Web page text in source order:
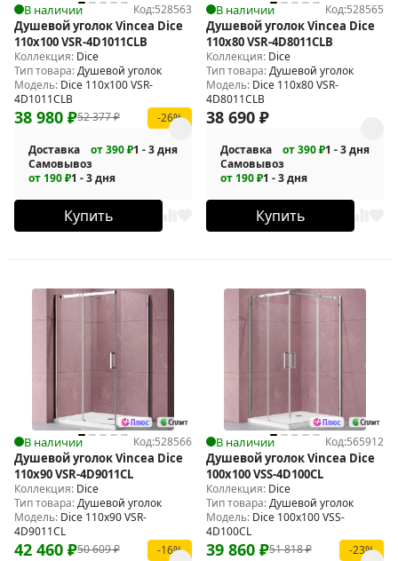
В наличии Код:528563
Душевой уголок Vincea Dice
110x100 VSR-4D1011CLB
Коллекция: Dice
Тип товара:Душевой уголок
Модель: Dice 110x100 VSR-
4D1011CLB
52 377₽
38 980 ₽ -26%
Доставка от 390 ₽1 - 3 дня
Самовывоз
от 190 ₽1 - 3 дня
Купить
В наличии Код:528565
Душевой уголок Vincea Dice
110x80 VSR-4D8011CLB
Коллекция: Dice
Тип товара:Душевой уголок
Модель: Dice 110x80 VSR-
4D8011CLB
38 690 ₽
Доставка от 390 ₽1 - 3 дня
Самовывоз
от 190 ₽1 - 3 дня
Купить
В наличии Код:528566
Душевой уголок Vincea Dice
110x90 VSR-4D9011CL
Коллекция: Dice
Тип товара:Душевой уголок
Модель: Dice 110x90 VSR-
4D9011CL
50 609₽
42 460 ₽ -16%
В наличии Код:565912
Душевой уголок Vincea Dice
100x100 VSS-4D100CL
Коллекция: Dice
Тип товара:Душевой уголок
Модель: Dice 100x100 VSS-
4D100CL
51 818₽
39 860 ₽ -23%